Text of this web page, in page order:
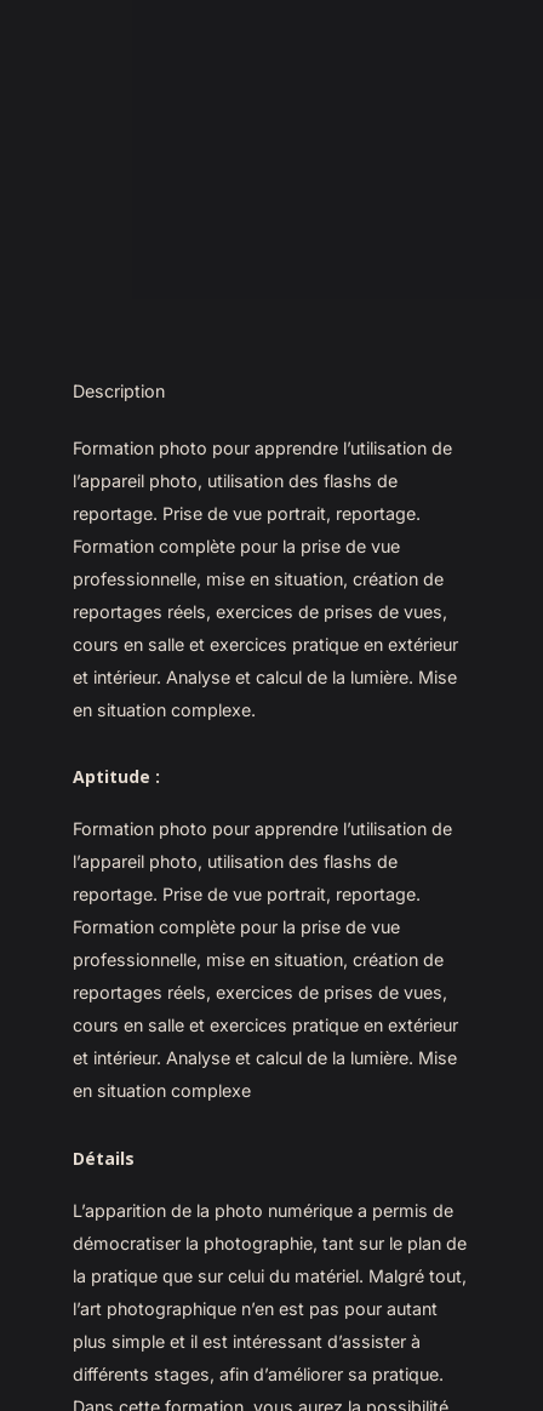
Description
Formation photo pour apprendre l’utilisation de
l’appareil photo, utilisation des flashs de
reportage. Prise de vue portrait, reportage.
Formation complète pour la prise de vue
professionnelle, mise en situation, création de
reportages réels, exercices de prises de vues,
cours en salle et exercices pratique en extérieur
et intérieur. Analyse et calcul de la lumière. Mise
en situation complexe.
Aptitude :
Formation photo pour apprendre l’utilisation de
l’appareil photo, utilisation des flashs de
reportage. Prise de vue portrait, reportage.
Formation complète pour la prise de vue
professionnelle, mise en situation, création de
reportages réels, exercices de prises de vues,
cours en salle et exercices pratique en extérieur
et intérieur. Analyse et calcul de la lumière. Mise
en situation complexe
Détails
L’apparition de la photo numérique a permis de
démocratiser la photographie, tant sur le plan de
la pratique que sur celui du matériel. Malgré tout,
l’art photographique n’en est pas pour autant
plus simple et il est intéressant d’assister à
différents stages, afin d’améliorer sa pratique.
Dans cette formation, vous aurez la possibilité